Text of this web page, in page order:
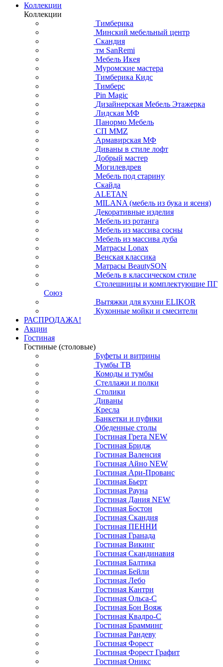
Коллекции
Коллекции
Тимберика
Минский мебельный центр
Скандия
тм SanRemi
Мебель Икея
Муромские мастера
Тимберика Кидс
Тимберс
Pin Magic
Дизайнерская Мебель Этажерка
Лидская МФ
Панормо Мебель
СП ММZ
Армавирская МФ
Диваны в стиле лофт
Добрый мастер
Могилевдрев
Мебель под старину
Скайда
ALETAN
MILANA (мебель из бука и ясеня)
Декоративные изделия
Мебель из ротанга
Мебель из массива сосны
Мебель из массива дуба
Матрасы Lonax
Венская классика
Матрасы BeautySON
Мебель в классическом стиле
Столешницы и комплектующие ПГ
Союз
Вытяжки для кухни ELIKOR
Кухонные мойки и смесители
РАСПРОДАЖА!
Акции
Гостиная
Гостиные (столовые)
Буфеты и витрины
Тумбы ТВ
Комоды и тумбы
Стеллажи и полки
Столики
Диваны
Кресла
Банкетки и пуфики
Обеденные столы
Гостиная Грета NEW
Гостиная Бридж
Гостиная Валенсия
Гостиная Айно NEW
Гостиная Ари-Прованс
Гостиная Бьерт
Гостиная Рауна
Гостиная Дания NEW
Гостиная Бостон
Гостиная Скандия
Гостиная ПЕННИ
Гостиная Гранада
Гостиная Викинг
Гостиная Скандинавия
Гостиная Балтика
Гостиная Бейли
Гостиная Лебо
Гостиная Кантри
Гостиная Ольса-С
Гостиная Бон Вояж
Гостиная Квадро-С
Гостиная Брамминг
Гостиная Рандеву
Гостиная Форест
Гостиная Форест Графит
Гостиная Оникс